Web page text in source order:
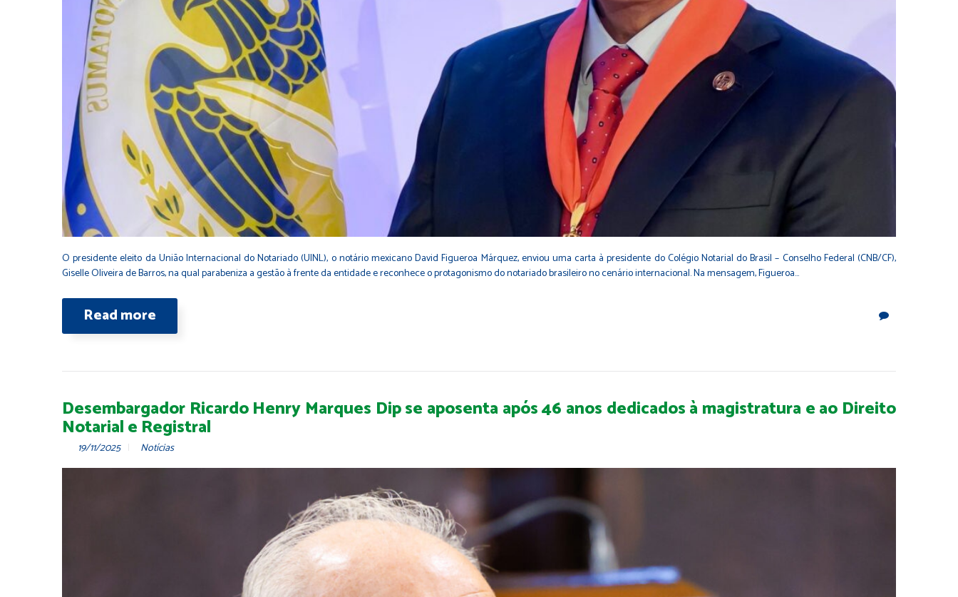
O presidente eleito da União Internacional do Notariado (UINL), o notário mexicano David Figueroa Márquez, enviou uma carta à presidente do Colégio Notarial do Brasil – Conselho Federal (CNB/CF),
Giselle Oliveira de Barros, na qual parabeniza a gestão à frente da entidade e reconhece o protagonismo do notariado brasileiro no cenário internacional. Na mensagem, Figueroa…
Read more
Desembargador Ricardo Henry Marques Dip se aposenta após 46 anos dedicados à magistratura e ao Direito
Notarial e Registral
19/11/2025 Notícias